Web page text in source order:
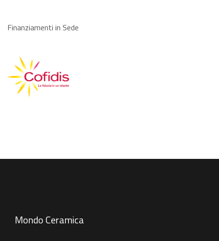
Finanziamenti in Sede
Mondo Ceramica